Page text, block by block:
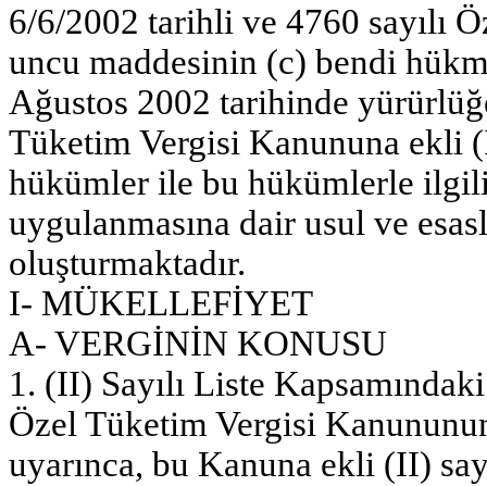
6/6/2002 tarihli ve 4760 sayılı
uncu maddesinin (c) bendi
Ağustos 2002 tarihinde
Tüketim Vergisi Kanununa ekli
hükümler ile bu hükümlerle
uygulanmasına dair usul ve
oluşturmaktadır.
I- MÜKELLEFİYET
A- VERGİNİN KONUSU
1. (II) Sayılı Liste
Özel Tüketim Vergisi
uyarınca, bu Kanuna ekli (II)